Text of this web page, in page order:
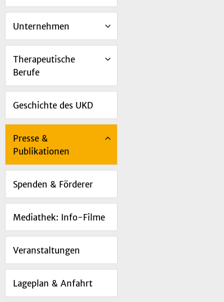
Unternehmen
Therapeutische
Berufe
Geschichte des UKD
Presse &
Publikationen
Spenden & Förderer
Mediathek: Info-Filme
Veranstaltungen
Lageplan & Anfahrt